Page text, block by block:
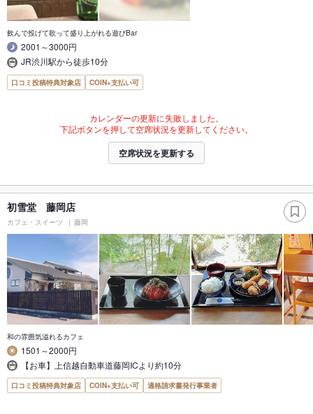
飲んで投げて歌って盛り上がれる遊びBar
2001～3000円
JR渋川駅から徒歩10分
口コミ投稿特典対象店 COIN+支払い可
カレンダーの更新に失敗しました。
下記ボタンを押して空席状況を更新してください。
空席状況を更新する
初雪堂 藤岡店
カフェ・スイーツ 藤岡
和の雰囲気溢れるカフェ
1501～2000円
【お車】上信越自動車道藤岡ICより約10分
口コミ投稿特典対象店 COIN+支払い可 適格請求書発行事業者